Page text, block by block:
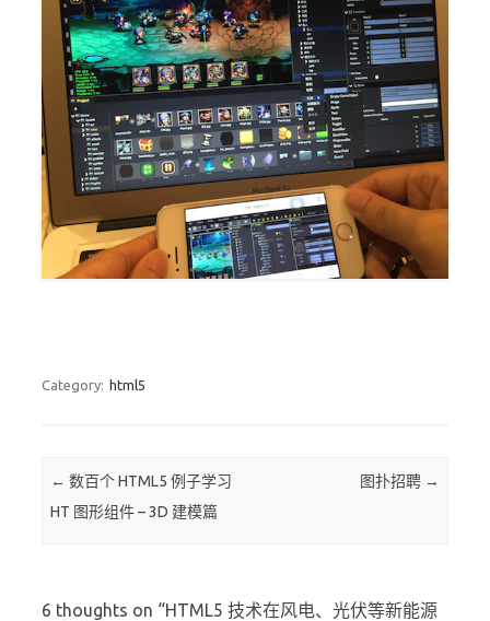
Category: html5
Post navigation
← 数百个 HTML5 例子学习
HT 图形组件 – 3D 建模篇
图扑招聘 →
6 thoughts on “HTML5 技术在风电、光伏等新能源